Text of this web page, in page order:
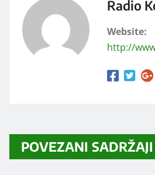
Radio
Website:
http://
POVEZANI SADRŽAJI